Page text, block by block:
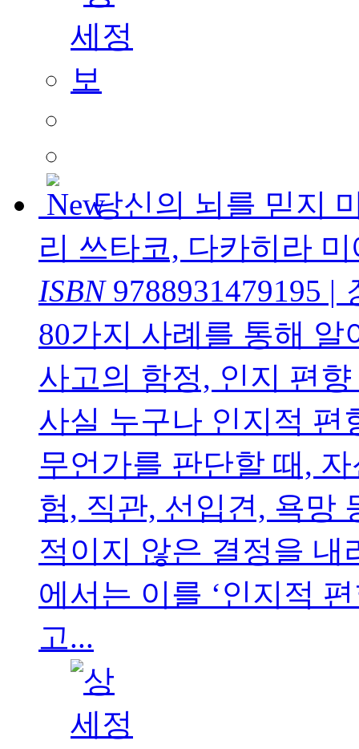
당신의 뇌를 믿지
리 쓰타코, 다카히라
ISBN9788931479195 |
80가지 사례를 통해
사고의 함정, 인지 편
사실 누구나 인지적 편
무언가를 판단할 때,
험, 직관, 선입견, 욕망
적이지 않은 결정을 내
에서는 이를 ‘인지적
고...